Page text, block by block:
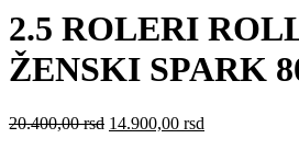
2.5 ROLERI
ŽENSKI SPARK
20.400,00rsd Originalna
14.900,00 rsd